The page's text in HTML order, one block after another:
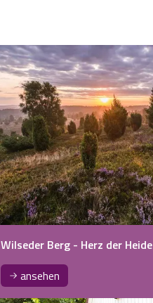
Wilseder Berg - Herz der Heide
ansehen